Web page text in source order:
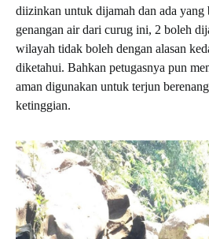
diizinkan untuk dijamah dan ada
genangan air dari curug ini, 2 boleh
wilayah tidak boleh dengan alasan
diketahui. Bahkan petugasnya pun
aman digunakan untuk terjun
ketinggian.